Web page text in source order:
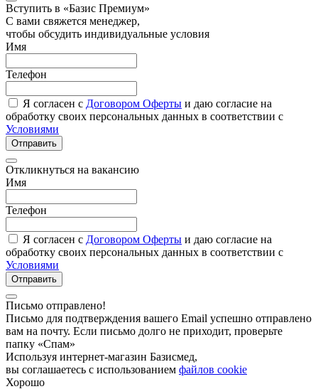
Вступить в «Базис Премиум»
С вами свяжется менеджер,
чтобы обсудить индивидуальные условия
Имя
Телефон
Я согласен с Договором Оферты и даю согласие на
обработку своих персональных данных в соответствии с
Условиями
Отправить
Откликнуться на вакансию
Имя
Телефон
Я согласен с Договором Оферты и даю согласие на
обработку своих персональных данных в соответствии с
Условиями
Отправить
Письмо отправлено!
Письмо для подтверждения вашего Email успешно отправлено
вам на почту. Если письмо долго не приходит, проверьте
папку «Спам»
Используя интернет-магазин Базисмед,
вы соглашаетесь с использованием файлов cookie
Хорошо